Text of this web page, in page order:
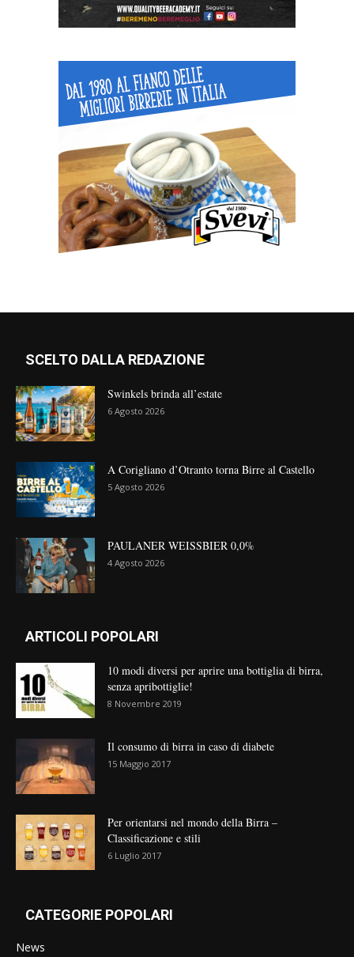
SCELTO DALLA REDAZIONE
Swinkels brinda all’estate
6 Agosto 2026
A Corigliano d’Otranto torna Birre al Castello
5 Agosto 2026
PAULANER WEISSBIER 0,0%
4 Agosto 2026
ARTICOLI POPOLARI
10 modi diversi per aprire una bottiglia di birra,
senza apribottiglie!
8 Novembre 2019
Il consumo di birra in caso di diabete
15 Maggio 2017
Per orientarsi nel mondo della Birra –
Classificazione e stili
6 Luglio 2017
CATEGORIE POPOLARI
News